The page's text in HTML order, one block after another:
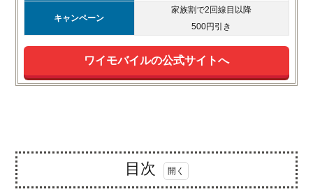
キャンペーン
家族割で2回線目以降
500円引き
ワイモバイルの公式サイトへ
目次